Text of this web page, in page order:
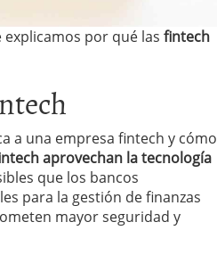
por qué las fintech
a una empresa fintech y cómo
aprovechan la tecnología
que los bancos
para la gestión de finanzas
mayor seguridad y